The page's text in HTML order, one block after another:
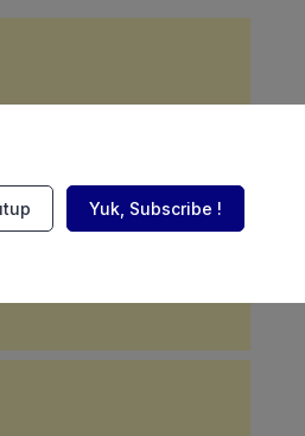
Yuk, Subscribe !